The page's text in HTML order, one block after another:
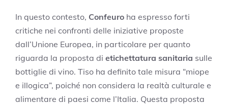
In questo contesto, Confeuro ha espresso forti
critiche nei confronti delle iniziative proposte
dall’Unione Europea, in particolare per quanto
riguarda la proposta di etichettatura sanitaria sulle
bottiglie di vino. Tiso ha definito tale misura “miope
e illogica”, poiché non considera la realtà culturale e
alimentare di paesi come l’Italia. Questa proposta